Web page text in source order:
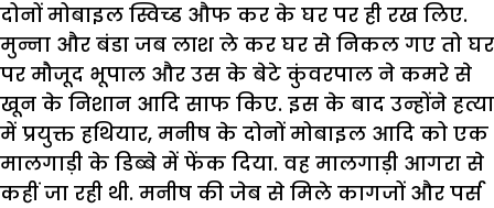
दोनों मोबाइल स्विच्ड औफ कर के घर पर ही रख लिए.
मुन्ना और बंडा जब लाश ले कर घर से निकल गए तो घर
पर मौजूद भूपाल और उस के बेटे कुंवरपाल ने कमरे से
खून के निशान आदि साफ किए. इस के बाद उन्होंने हत्या
में प्रयुक्त हथियार, मनीष के दोनों मोबाइल आदि को एक
मालगाड़ी के डिब्बे में फेंक दिया. वह मालगाड़ी आगरा से
कहीं जा रही थी. मनीष की जेब से मिले कागजों और पर्स